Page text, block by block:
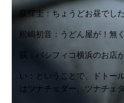
荻窪圭：ちょうどお昼でし
松嶋初音： うどん屋が！ 無
荻：パシフィコ横浜のお店
い： ということで、ドトー
はツナチェダー、ツナチェ